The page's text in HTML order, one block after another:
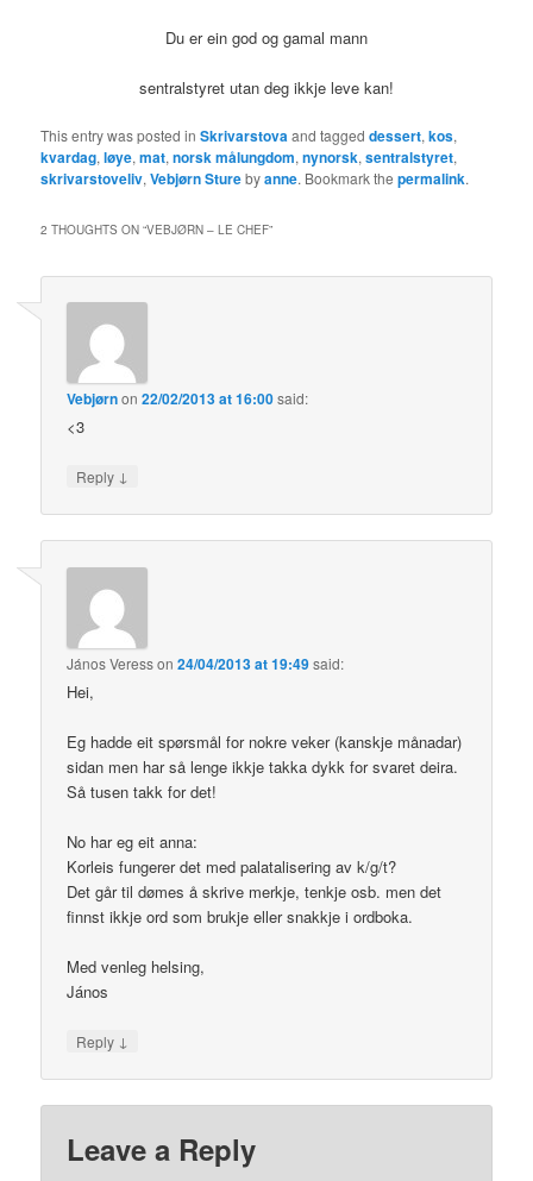
Du er ein god og gamal mann
sentralstyret utan deg ikkje leve kan!
This entry was posted inSkrivarstovaand taggeddessert,kos,
kvardag,løye,mat,norsk målungdom,nynorsk,sentralstyret,
skrivarstoveliv,Vebjørn Sturebyanne. Bookmark thepermalink.
2 THOUGHTS ON “VEBJØRN – LE CHEF”
Vebjørnon22/02/2013 at 16:00said:
<3
Reply ↓
János Veresson24/04/2013 at 19:49said:
Hei,
Eg hadde eit spørsmål for nokre veker (kanskje månadar)
sidan men har så lenge ikkje takka dykk for svaret deira.
Så tusen takk for det!
No har eg eit anna:
Korleis fungerer det med palatalisering av k/g/t?
Det går til dømes å skrive merkje, tenkje osb. men det
finnst ikkje ord som brukje eller snakkje i ordboka.
Med venleg helsing,
János
Reply ↓
Leave a Reply